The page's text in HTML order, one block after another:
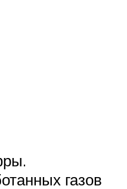
газов